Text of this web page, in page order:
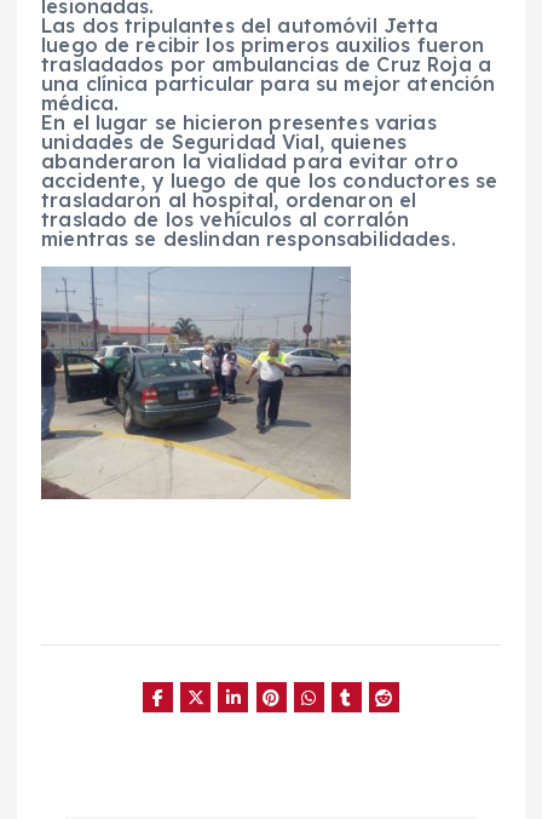
lesionadas.
Las dos tripulantes del automóvil Jetta
luego de recibir los primeros auxilios fueron
trasladados por ambulancias de Cruz Roja a
una clínica particular para su mejor atención
médica.
En el lugar se hicieron presentes varias
unidades de Seguridad Vial, quienes
abanderaron la vialidad para evitar otro
accidente, y luego de que los conductores se
trasladaron al hospital, ordenaron el
traslado de los vehículos al corralón
mientras se deslindan responsabilidades.